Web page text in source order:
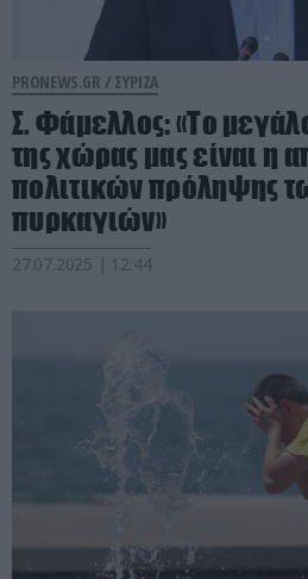
PRONEWS.GR / ΣΥΡΙΖΑ
Σ. Φάμελλος: «Το
της χώρας μας είναι η
πολιτικών πρόληψης
πυρκαγιών»
27.07.2025 | 12:44